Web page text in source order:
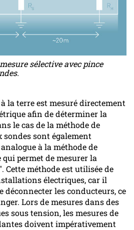
sélective avec pince
la terre est mesuré directement
afin de déterminer la
le cas de la méthode de
sondes sont également
à la méthode de
qui permet de mesurer la
Cette méthode est utilisée de
électriques, car il
déconnecter les conducteurs, ce
Lors de mesures dans des
sous tension, les mesures de
doivent impérativement